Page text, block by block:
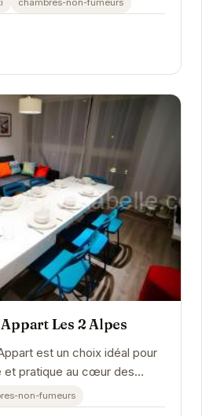
Les 2 Alpes
est un choix idéal pour
et pratique au cœur des
non-fumeurs